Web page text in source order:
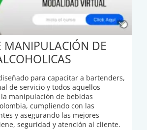
MANIPULACIÓN DE
para capacitar a bartenders,
de servicio y todos aquellos
manipulación de bebidas
cumpliendo con las
y asegurando las mejores
seguridad y atención al cliente.